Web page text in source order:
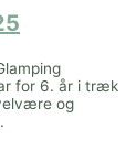
for 6. år i træk
og